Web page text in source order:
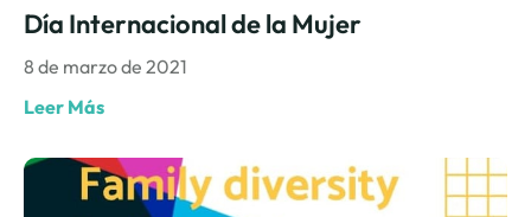
Día Internacional de la Mujer
8 de marzo de 2021
Leer Más